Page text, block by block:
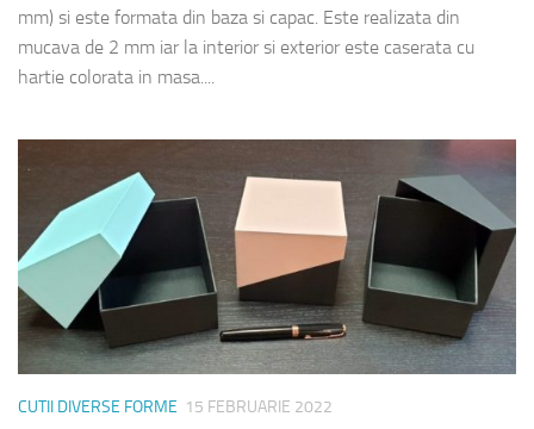
mm) si este formata din baza si capac. Este realizata din
mucava de 2 mm iar la interior si exterior este caserata cu
hartie colorata in masa....
CUTII DIVERSE FORME 15 FEBRUARIE 2022